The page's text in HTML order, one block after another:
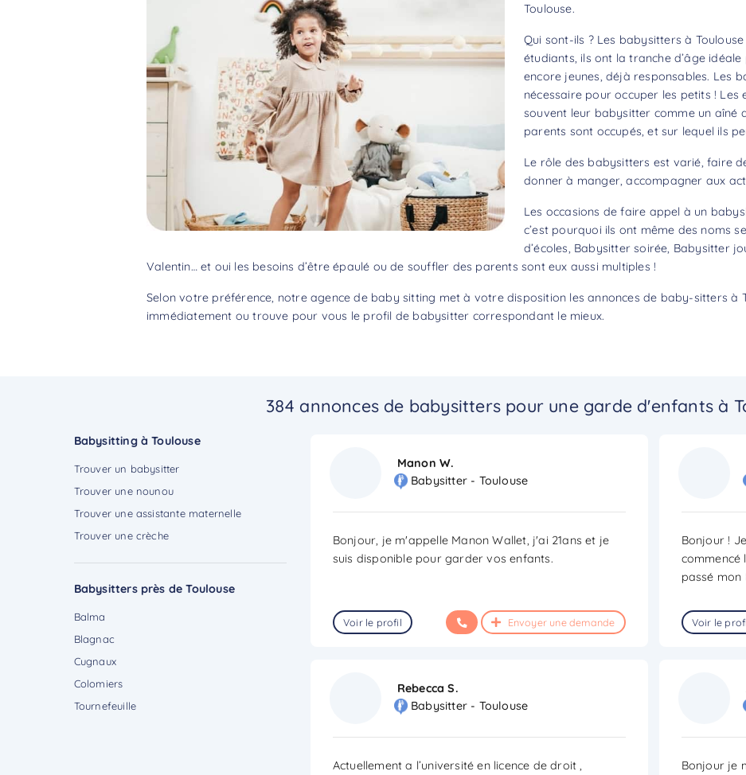
Toulouse.
Qui sont-ils ? Les babysitters à
étudiants, ils ont la tranche d’âge
encore jeunes, déjà responsables. Les
nécessaire pour occuper les petits ! Les
souvent leur babysitter comme un aîné
parents sont occupés, et sur lequel ils
Le rôle des babysitters est varié, faire
donner à manger, accompagner aux
Les occasions de faire appel à un
c’est pourquoi ils ont même des noms
d’écoles, Babysitter soirée, Babysitter
Valentin… et oui les besoins d’être épaulé ou de souffler des parents sont eux aussi multiples !
Selon votre préférence, notre agence de baby sitting met à votre disposition les annonces de baby-sitters à
immédiatement ou trouve pour vous le profil de babysitter correspondant le mieux.
384 annonces de babysitters pour une garde d'enfants à
Babysitting à Toulouse
Trouver un babysitter
Trouver une nounou
Trouver une assistante maternelle
Trouver une crèche
Babysitters près de Toulouse
Balma
Blagnac
Cugnaux
Colomiers
Tournefeuille
Manon W.
Babysitter - Toulouse
Bonjour, je m'appelle Manon Wallet, j'ai 21ans et je
suis disponible pour garder vos enfants.
Voir le profil Envoyer une demande
Bonjour !
commencé
passé mon
Voir le
Rebecca S.
Babysitter - Toulouse
Actuellement a l’université en licence de droit ,
Bonjour je